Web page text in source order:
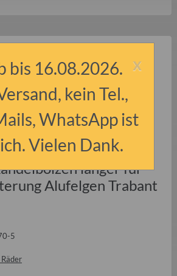
länger für
Alufelgen Trabant
5
x
bis 16.08.2026.
kein Tel.,
WhatsApp ist
Vielen Dank.